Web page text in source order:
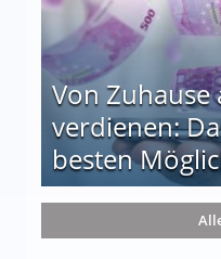
Von Zuhause
verdienen:
besten
die 15 besten